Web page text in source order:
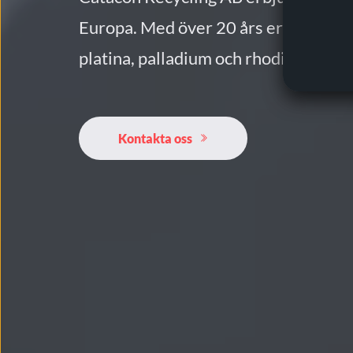
Europa. Med över 20 års
platina, palladium och rhodium på
Kontakta oss